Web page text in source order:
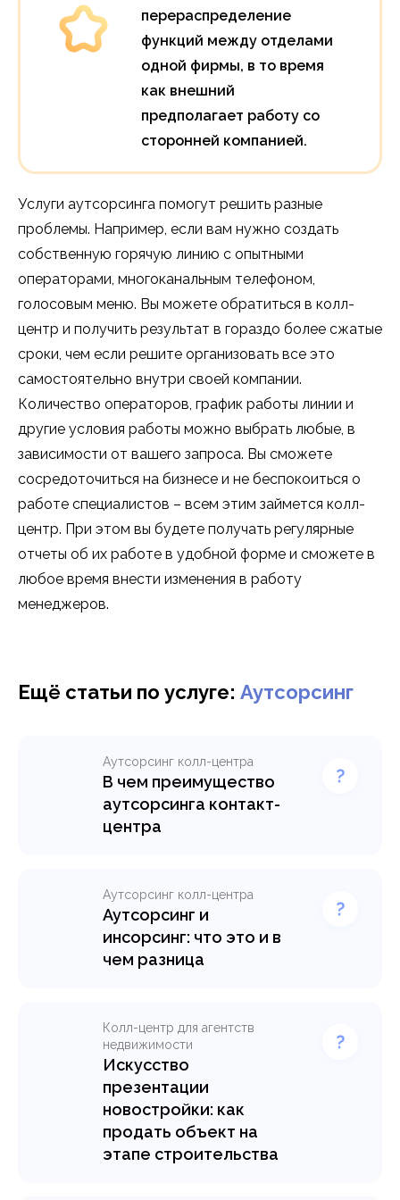
перераспределение
функций между отделами
одной фирмы, в то время
как внешний
предполагает работу со
сторонней компанией.
Услуги аутсорсинга помогут решить разные
проблемы. Например, если вам нужно создать
собственную горячую линию с опытными
операторами, многоканальным телефоном,
голосовым меню. Вы можете обратиться в колл-
центр и получить результат в гораздо более сжатые
сроки, чем если решите организовать все это
самостоятельно внутри своей компании.
Количество операторов, график работы линии и
другие условия работы можно выбрать любые, в
зависимости от вашего запроса. Вы сможете
сосредоточиться на бизнесе и не беспокоиться о
работе специалистов – всем этим займется колл-
центр. При этом вы будете получать регулярные
отчеты об их работе в удобной форме и сможете в
любое время внести изменения в работу
менеджеров.
Ещё статьи по услуге: Аутсорсинг
Аутсорсинг колл-центра
В чем преимущество
аутсорсинга контакт-
центра
дополнительных
сотрудников, выделение
рабочего пространства –
всего этого вы можете
избежать,
аутсорсинге.
Узнать подробнее >
Аутсорсинг колл-центра
Аутсорсинг и
инсорсинг: что это и в
чем разница
грамотно распределять
свои силы, для это имеется
два способа: инсорсинг и
аутсорсинг. Рассказываем
про их отличия.
Узнать подробнее >
Колл-центр для агентств
недвижимости
Искусство
презентации
новостройки: как
продать объект на
этапе строительства